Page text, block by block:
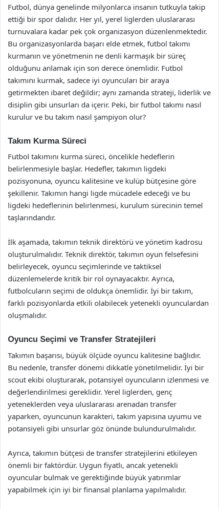
Futbol, dünya genelinde milyonlarca insanın tutkuyla takip
ettiği bir spor dalıdır. Her yıl, yerel liglerden uluslararası
turnuvalara kadar pek çok organizasyon düzenlenmektedir.
Bu organizasyonlarda başarı elde etmek, futbol takımı
kurmanın ve yönetmenin ne denli karmaşık bir süreç
olduğunu anlamak için son derece önemlidir. Futbol
takımını kurmak, sadece iyi oyuncuları bir araya
getirmekten ibaret değildir; aynı zamanda strateji, liderlik ve
disiplin gibi unsurları da içerir. Peki, bir futbol takımı nasıl
kurulur ve bu takım nasıl şampiyon olur?
Takım Kurma Süreci
Futbol takımını kurma süreci, öncelikle hedeflerin
belirlenmesiyle başlar. Hedefler, takımın ligdeki
pozisyonuna, oyuncu kalitesine ve kulüp bütçesine göre
şekillenir. Takımın hangi ligde mücadele edeceği ve bu
ligdeki hedeflerinin belirlenmesi, kurulum sürecinin temel
taşlarındandır.
İlk aşamada, takımın teknik direktörü ve yönetim kadrosu
oluşturulmalıdır. Teknik direktör, takımın oyun felsefesini
belirleyecek, oyuncu seçimlerinde ve taktiksel
düzenlemelerde kritik bir rol oynayacaktır. Ayrıca,
futbolcuların seçimi de oldukça önemlidir. İyi bir takım,
farklı pozisyonlarda etkili olabilecek yetenekli oyunculardan
oluşmalıdır.
Oyuncu Seçimi ve Transfer Stratejileri
Takımın başarısı, büyük ölçüde oyuncu kalitesine bağlıdır.
Bu nedenle, transfer dönemi dikkatle yönetilmelidir. İyi bir
scout ekibi oluşturarak, potansiyel oyuncuların izlenmesi ve
değerlendirilmesi gereklidir. Yerel liglerden, genç
yeteneklerden veya uluslararası arenadan transfer
yaparken, oyuncunun karakteri, takım yapısına uyumu ve
potansiyeli gibi unsurlar göz önünde bulundurulmalıdır.
Ayrıca, takımın bütçesi de transfer stratejilerini etkileyen
önemli bir faktördür. Uygun fiyatlı, ancak yetenekli
oyuncular bulmak ve gerektiğinde büyük yatırımlar
yapabilmek için iyi bir finansal planlama yapılmalıdır.